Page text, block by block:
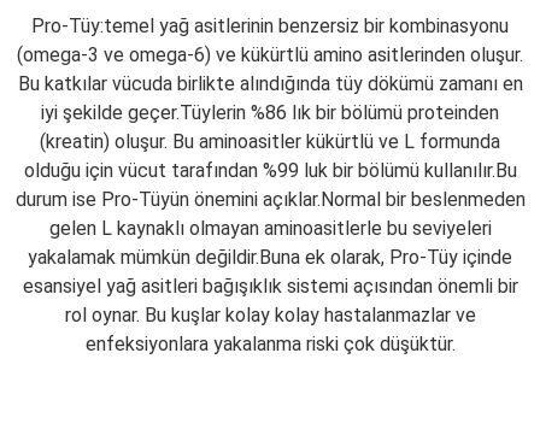
Pro-Tüy:temel yağ asitlerinin benzersiz bir kombinasyonu
(omega-3 ve omega-6) ve kükürtlü amino asitlerinden oluşur.
Bu katkılar vücuda birlikte alındığında tüy dökümü zamanı en
iyi şekilde geçer.Tüylerin %86 lık bir bölümü proteinden
(kreatin) oluşur. Bu aminoasitler kükürtlü ve L formunda
olduğu için vücut tarafından %99 luk bir bölümü kullanılır.Bu
durum ise Pro-Tüyün önemini açıklar.Normal bir beslenmeden
gelen L kaynaklı olmayan aminoasitlerle bu seviyeleri
yakalamak mümkün değildir.Buna ek olarak, Pro-Tüy içinde
esansiyel yağ asitleri bağışıklık sistemi açısından önemli bir
rol oynar. Bu kuşlar kolay kolay hastalanmazlar ve
enfeksiyonlara yakalanma riski çok düşüktür.